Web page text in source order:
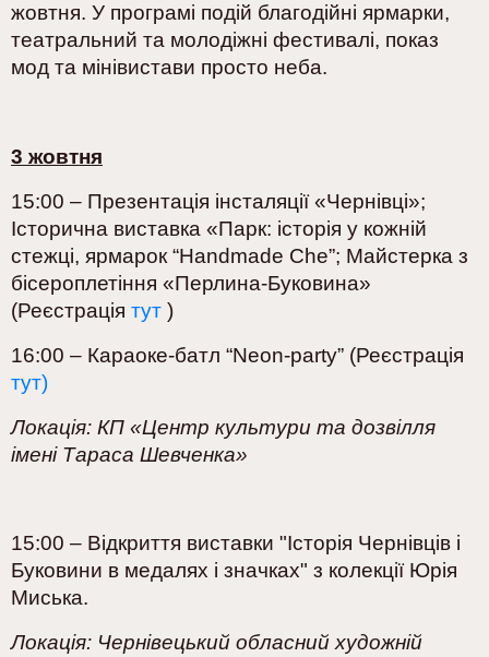
жовтня. У програмі подій благодійні ярмарки,
театральний та молодіжні фестивалі, показ
мод та мінівистави просто неба.
3 жовтня
15:00 – Презентація інсталяції «Чернівці»;
Історична виставка «Парк: історія у кожній
стежці, ярмарок “Handmade Che”; Майстерка з
бісероплетіння «Перлина-Буковина»
(Реєстрація тут )
16:00 – Караоке-батл “Neon-party” (Реєстрація
тут)
Локація: КП «Центр культури та дозвілля
імені Тараса Шевченка»
15:00 – Відкриття виставки "Історія Чернівців і
Буковини в медалях і значках" з колекції Юрія
Миська.
Локація: Чернівецький обласний художній